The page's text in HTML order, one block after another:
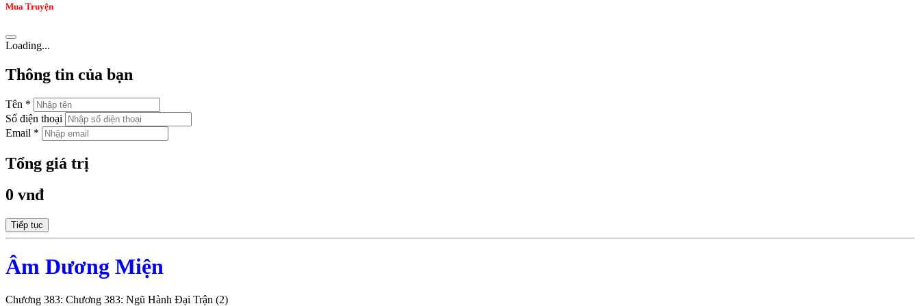
Mua Truyện
Loading...
Thông tin của bạn
Tên *
Số điện thoại
Email *
Tổng giá trị
0 vnđ
Tiếp tục
Âm Dương Miện
Chương 383: Chương 383: Ngũ Hành Đại Trận (2)